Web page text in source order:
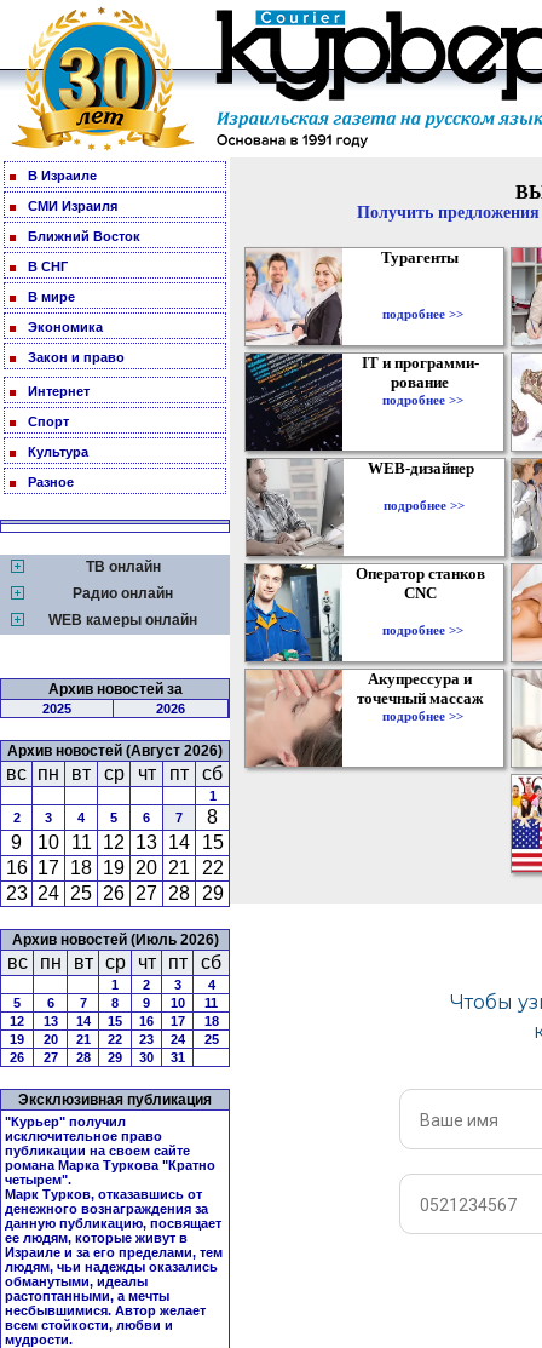
В Израиле
СМИ Израиля
Ближний Восток
В СНГ
В мире
Экономика
Закон и право
Интернет
Спорт
Культура
Разное
ТВ онлайн
Радио онлайн
WEB камеры онлайн
Архив новостей за
2025 2026
Архив новостей (Август 2026)
вс пн вт ср чт пт сб
1
2
3 4 5 6 7
8
9
10 11 12 13 14
15
16 17 18 19 20 21
22
23 24 25 26 27 28 29
Архив новостей (Июль 2026)
вс пн вт ср чт пт сб
1 2 3
4
5
6 7 8 9 10
11
12
13 14 15 16 17
18
19
20 21 22 23 24
25
26
27 28 29 30 31
Эксклюзивная публикация
"Курьер" получил
исключительное право
публикации на своем сайте
романа Марка Туркова "Кратно
четырем".
Марк Турков, отказавшись от
денежного вознаграждения за
данную публикацию, посвящает
ее людям, которые живут в
Израиле и за его пределами, тем
людям, чьи надежды оказались
обманутыми, идеалы
растоптанными, а мечты
несбывшимися. Автор желает
всем стойкости, любви и
мудрости.
Получить
Турагенты
подробнее >>
IT и программи-
рование
подробнее >>
WEB-дизайнер
подробнее >>
Оператор станков
CNC
подробнее >>
Акупрессура и
точечный массаж
подробнее >>